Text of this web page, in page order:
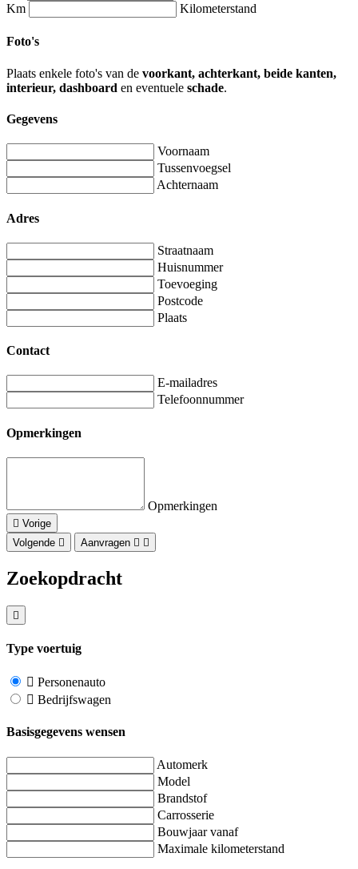
Km
Kilometerstand
Foto's
Plaats enkele foto's van de voorkant, achterkant, beide kanten,
interieur, dashboard en eventuele schade.
Gegevens
Voornaam
Tussenvoegsel
Achternaam
Adres
Straatnaam
Huisnummer
Toevoeging
Postcode
Plaats
Contact
E-mailadres
Telefoonnummer
Opmerkingen
Opmerkingen
Vorige
Volgende
Aanvragen
Zoekopdracht
Type voertuig
Personenauto
Bedrijfswagen
Basisgegevens wensen
Automerk
Model
Brandstof
Carrosserie
Bouwjaar vanaf
Maximale kilometerstand